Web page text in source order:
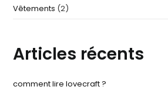
Vêtements (2)
Articles récents
comment lire lovecraft​ ?